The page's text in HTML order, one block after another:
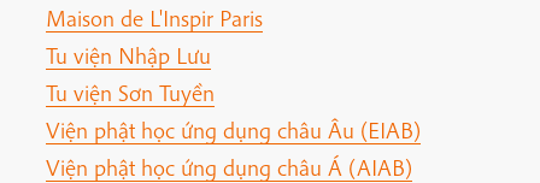
Maison de L'Inspir Paris
Tu viện Nhập Lưu
Tu viện Sơn Tuyền
Viện phật học ứng dụng châu Âu (EIAB)
Viện phật học ứng dụng châu Á (AIAB)